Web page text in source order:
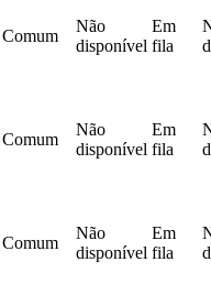
Comum
Não
disponível
Em
fila
Comum
Não
disponível
Em
fila
Comum
Não
disponível
Em
fila